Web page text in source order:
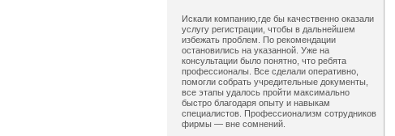
Искали компанию,где бы качественно оказали
услугу регистрации, чтобы в дальнейшем
избежать проблем. По рекомендации
остановились на указанной. Уже на
консультации было понятно, что ребята
профессионалы. Все сделали оперативно,
помогли собрать учредительные документы,
все этапы удалось пройти максимально
быстро благодаря опыту и навыкам
специалистов. Профессионализм сотрудников
фирмы — вне сомнений.